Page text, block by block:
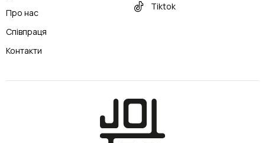
Про нас
Співпраця
Контакти
Tiktok